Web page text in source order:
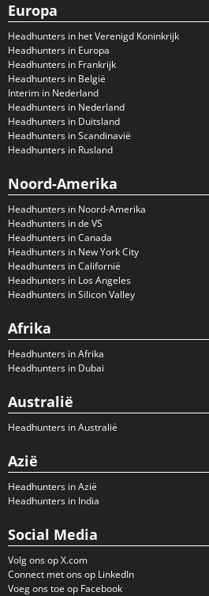
Europa
Headhunters in het Verenigd Koninkrijk
Headhunters in Europa
Headhunters in Frankrijk
Headhunters in België
Interim in Nederland
Headhunters in Nederland
Headhunters in Duitsland
Headhunters in Scandinavië
Headhunters in Rusland
Noord-Amerika
Headhunters in Noord-Amerika
Headhunters in de VS
Headhunters in Canada
Headhunters in New York City
Headhunters in Californië
Headhunters in Los Angeles
Headhunters in Silicon Valley
Afrika
Headhunters in Afrika
Headhunters in Dubai
Australië
Headhunters in Australië
Azië
Headhunters in Azië
Headhunters in India
Social Media
Volg ons op X.com
Connect met ons op LinkedIn
Voeg ons toe op Facebook